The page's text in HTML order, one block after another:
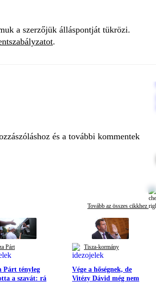
a szerzőjük álláspontját tükrözi.
.
és a további kommentek
Tovább az összes cikkhez
Párt
Párt tényleg
a szavát: rá
Tisza-kormány
Vége a hőségnek, de
Vitézy Dávid még nem